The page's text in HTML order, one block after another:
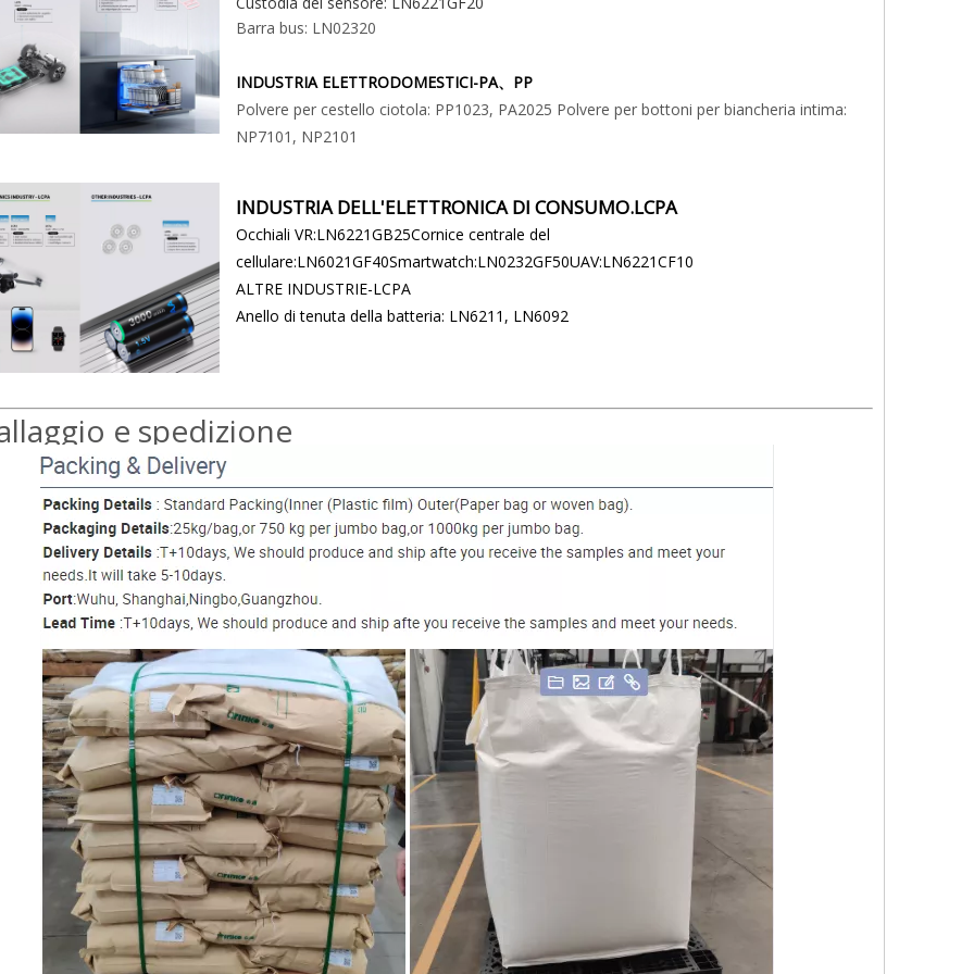
Barra bus: LN02320
INDUSTRIA ELETTRODOMESTICI-PA、PP
Polvere per cestello ciotola: PP1023, PA2025 Polvere per bottoni per biancheria intima:
NP7101, NP2101
INDUSTRIA DELL'ELETTRONICA DI CONSUMO.LCPA
Occhiali VR:LN6221GB25Cornice centrale del
cellulare:LN6021GF40Smartwatch:LN0232GF50UAV:LN6221CF10
ALTRE INDUSTRIE-LCPA
Anello di tenuta della batteria: LN6211, LN6092
e spedizione